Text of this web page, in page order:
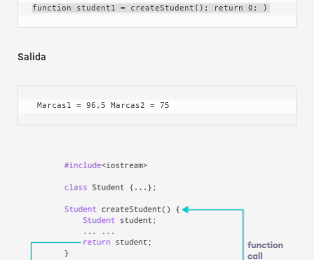
function student1 = createStudent(); return 0; )
Salida
Marcas1 = 96,5 Marcas2 = 75